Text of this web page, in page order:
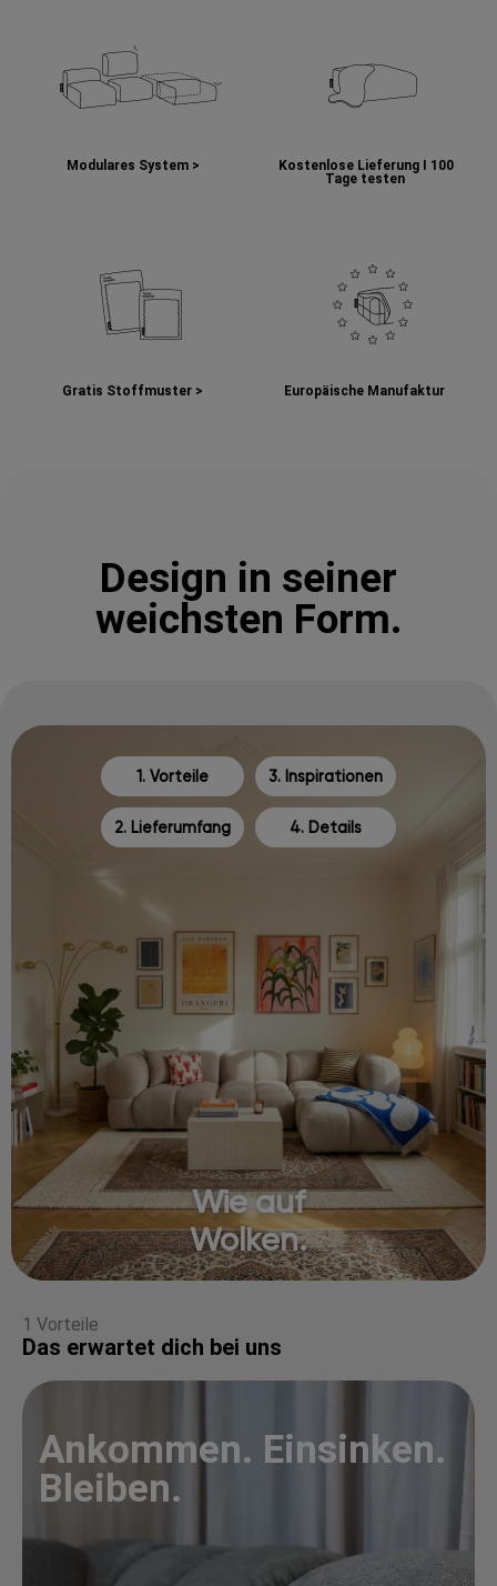
Modulares System > Kostenlose Lieferung I 100
Tage testen
Gratis Stoffmuster > Europäische Manufaktur
Design in seiner
weichsten Form.
1. Vorteile 3. Inspirationen
2. Lieferumfang 4. Details
Wie auf
Wolken.
1 Vorteile
Das erwartet dich bei uns
Ankommen. Einsinken.
Bleiben.